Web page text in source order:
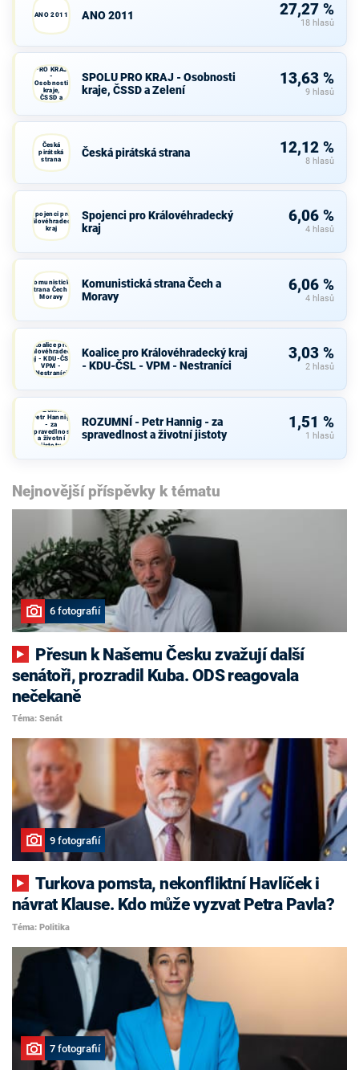
ANO 2011 ANO 2011 27,27 %
18 hlasů
PRO KRAJ
-
Osobnosti
kraje,
ČSSD a
Zelení
SPOLU PRO KRAJ - Osobnosti
kraje, ČSSD a Zelení
13,63 %
9 hlasů
Česká
pirátská
strana
Česká pirátská strana 12,12 %
8 hlasů
Spojenci pro
Královéhradecký
kraj
Spojenci pro Královéhradecký
kraj
6,06 %
4 hlasů
Komunistická
strana Čech a
Moravy
Komunistická strana Čech a
Moravy
6,06 %
4 hlasů
Koalice pro
Královéhradecký
kraj - KDU-ČSL -
VPM -
Nestraníci
Koalice pro Královéhradecký kraj
- KDU-ČSL - VPM - Nestraníci
3,03 %
2 hlasů
ROZUMNÍ -
Petr Hannig
- za
spravedlnost
a životní
jistoty
ROZUMNÍ - Petr Hannig - za
spravedlnost a životní jistoty
1,51 %
1 hlasů
Nejnovější příspěvky k tématu
6 fotografií
senátoři, prozradil Kuba. ODS reagovala
nečekaně
Téma: Senát
9 fotografií
Turkova pomsta, nekonfliktní Havlíček i
návrat Klause. Kdo může vyzvat Petra Pavla?
Téma: Politika
7 fotografií